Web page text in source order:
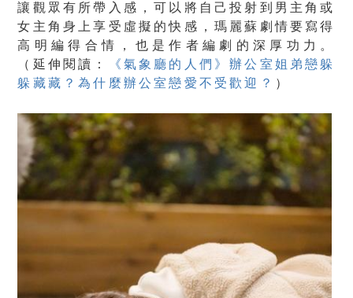
讓觀眾有所帶入感，可以將自己投射到男主角或
女主角身上享受虛擬的快感，瑪麗蘇劇情要寫得
高明編得合情，也是作者編劇的深厚功力。
（ 延伸閱讀：
《氣象廳的人們》辦公室姐弟戀躲
躲藏藏？為什麼辦公室戀愛不受歡迎？ ）